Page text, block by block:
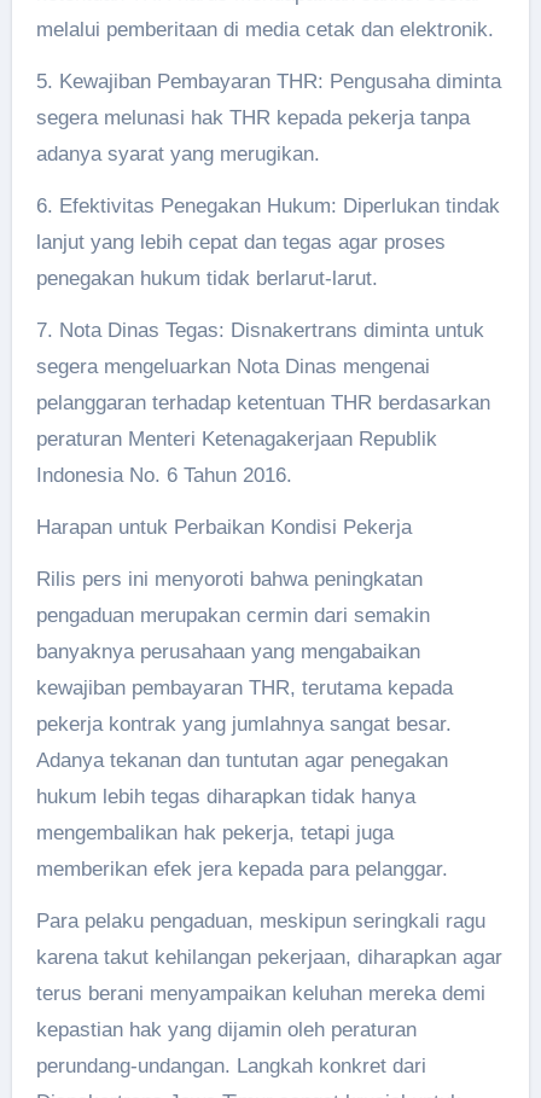
melalui pemberitaan di media cetak dan elektronik.
5. Kewajiban Pembayaran THR: Pengusaha diminta
segera melunasi hak THR kepada pekerja tanpa
adanya syarat yang merugikan.
6. Efektivitas Penegakan Hukum: Diperlukan tindak
lanjut yang lebih cepat dan tegas agar proses
penegakan hukum tidak berlarut-larut.
7. Nota Dinas Tegas: Disnakertrans diminta untuk
segera mengeluarkan Nota Dinas mengenai
pelanggaran terhadap ketentuan THR berdasarkan
peraturan Menteri Ketenagakerjaan Republik
Indonesia No. 6 Tahun 2016.
Harapan untuk Perbaikan Kondisi Pekerja
Rilis pers ini menyoroti bahwa peningkatan
pengaduan merupakan cermin dari semakin
banyaknya perusahaan yang mengabaikan
kewajiban pembayaran THR, terutama kepada
pekerja kontrak yang jumlahnya sangat besar.
Adanya tekanan dan tuntutan agar penegakan
hukum lebih tegas diharapkan tidak hanya
mengembalikan hak pekerja, tetapi juga
memberikan efek jera kepada para pelanggar.
Para pelaku pengaduan, meskipun seringkali ragu
karena takut kehilangan pekerjaan, diharapkan agar
terus berani menyampaikan keluhan mereka demi
kepastian hak yang dijamin oleh peraturan
perundang-undangan. Langkah konkret dari